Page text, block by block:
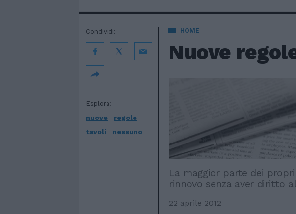
HOME
Nuove
Esplora:
nuove
regole
tavoli
nessuno
Condividi:
La maggior parte dei
rinnovo senza aver diritto
22 aprile 2012